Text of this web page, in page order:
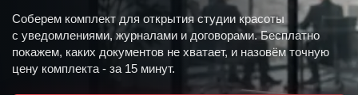
Соберем комплект для открытия студии красоты
с уведомлениями, журналами и договорами. Бесплатно
покажем, каких документов не хватает, и назовём точную
цену комплекта - за 15 минут.